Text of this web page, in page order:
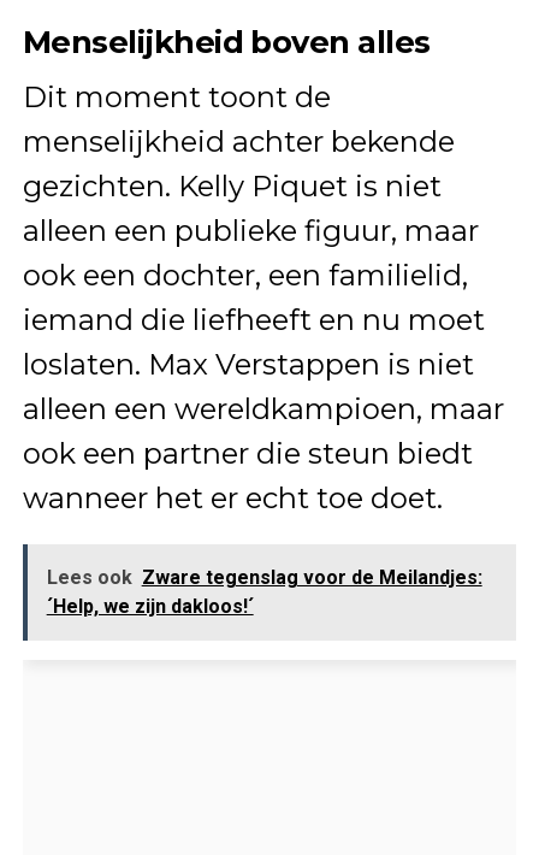
Menselijkheid boven alles
Dit moment toont de
menselijkheid achter bekende
gezichten. Kelly Piquet is niet
alleen een publieke figuur, maar
ook een dochter, een familielid,
iemand die liefheeft en nu moet
loslaten. Max Verstappen is niet
alleen een wereldkampioen, maar
ook een partner die steun biedt
wanneer het er echt toe doet.
Lees ook Zware tegenslag voor de Meilandjes:
´Help, we zijn dakloos!´